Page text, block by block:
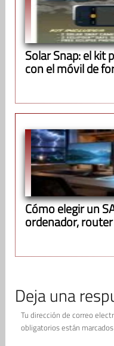
Solar Snap: el kit
con el móvil de
Cómo elegir un
ordenador,
Deja una
Tu dirección de correo
obligatorios están